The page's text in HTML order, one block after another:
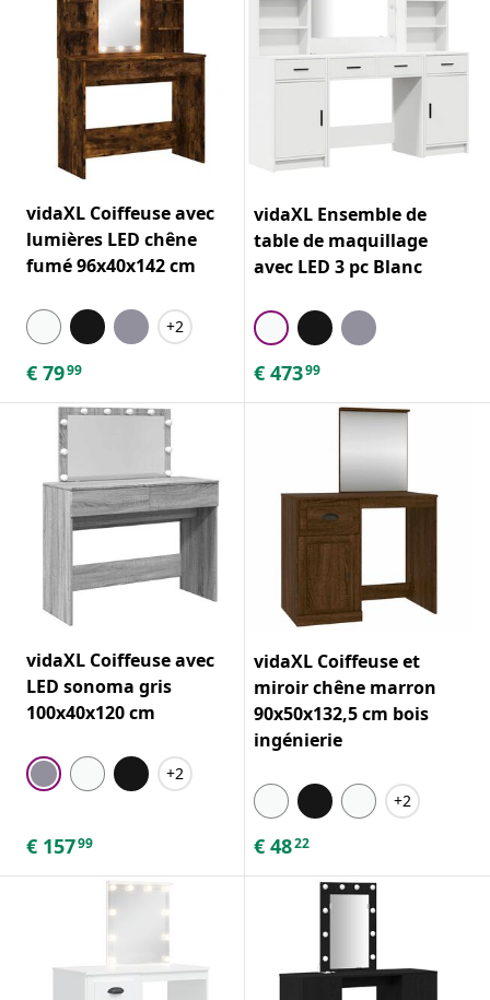
vidaXL Coiffeuse avec
lumières LED chêne
fumé 96x40x142 cm
+2
€ 7999
vidaXL Ensemble de
table de maquillage
avec LED 3 pc Blanc
€ 47399
vidaXL Coiffeuse avec
LED sonoma gris
100x40x120 cm
+2
€ 15799
vidaXL Coiffeuse et
miroir chêne marron
90x50x132,5 cm bois
ingénierie
+2
€ 4822